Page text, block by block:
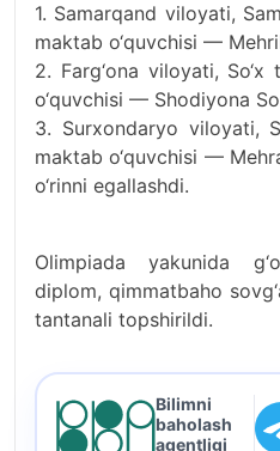
1. Samarqand viloyati,
maktab o‘quvchisi —
2. Farg‘ona viloyati,
o‘quvchisi — Shodiyona
3. Surxondaryo viloyati,
maktab o‘quvchisi —
o‘rinni egallashdi.
Olimpiada yakunida
diplom, qimmatbaho
tantanali topshirildi.
Bilimni
baholash
agentligi